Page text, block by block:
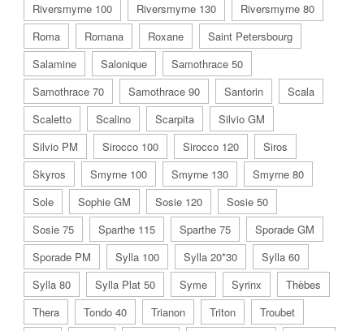
Riversmyrne 100
Riversmyrne 130
Riversmyrne 80
Roma
Romana Roxane
Saint Petersbourg
Salamine
Salonique
Samothrace 50
Samothrace 70
Samothrace 90 Santorin
Scala
Scaletto
Scalino Scarpita
Silvio GM
Silvio PM
Sirocco 100 Sirocco 120
Siros
Skyros
Smyrne 100 Smyrne 130
Smyrne 80
Sole
Sophie GM Sosie 120
Sosie 50
Sosie 75
Sparthe 115 Sparthe 75
Sporade GM
Sporade PM
Sylla 100 Sylla 20*30
Sylla 60
Sylla 80
Sylla Plat 50 Syme Syrinx
Thèbes
Thera
Tondo 40 Trianon Triton
Troubet